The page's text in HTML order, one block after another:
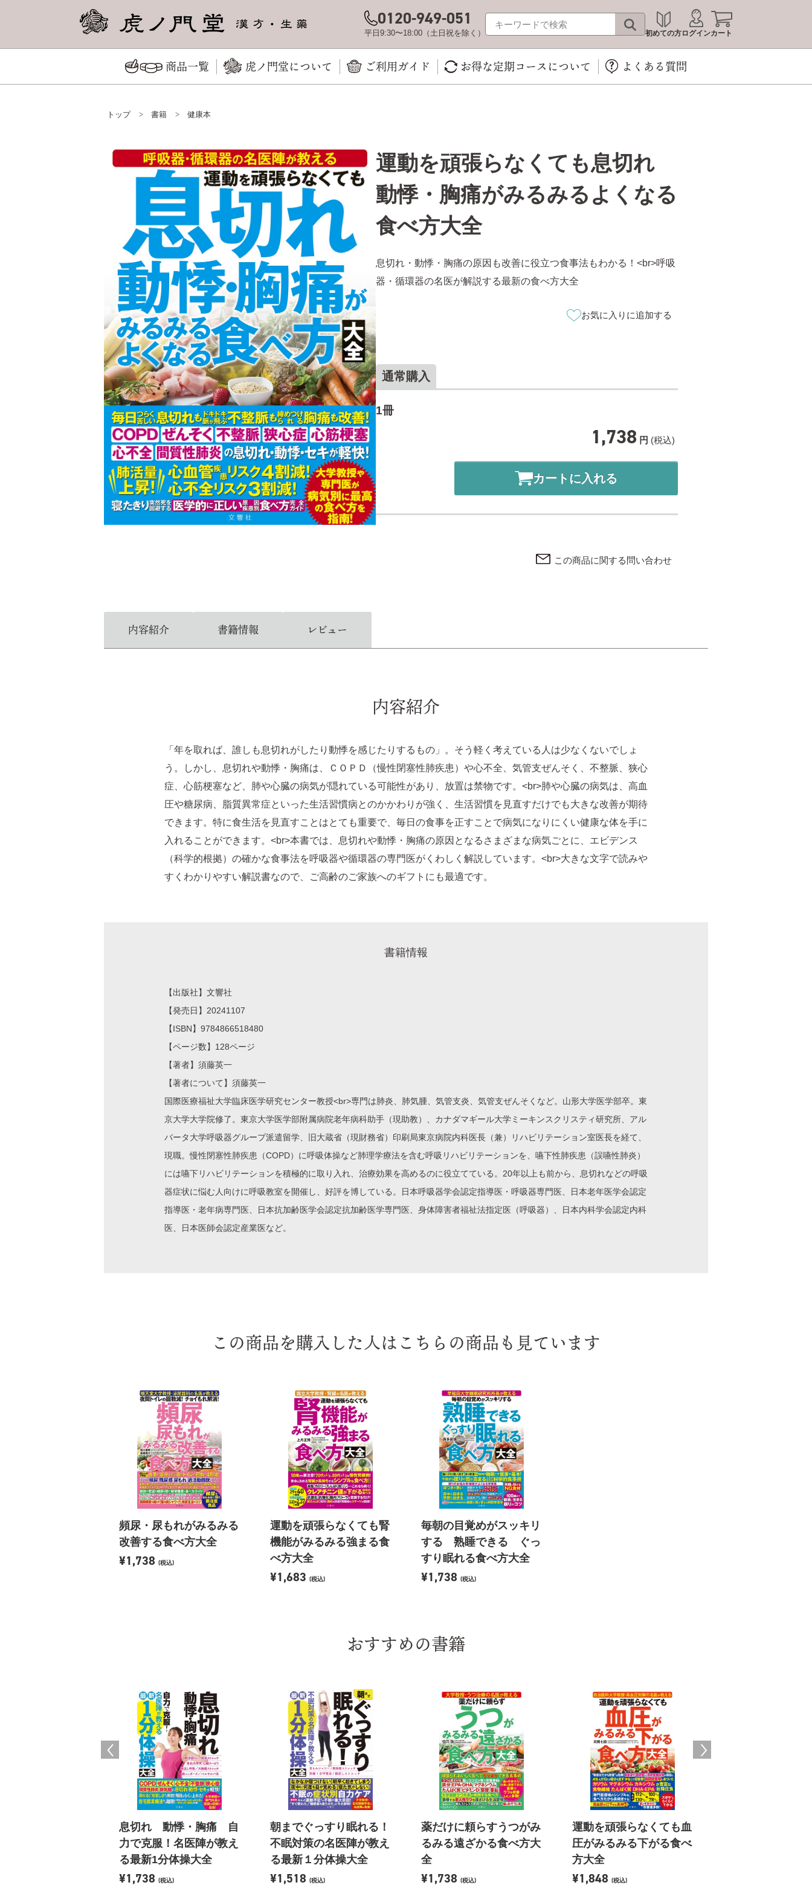
0120-949-051
平日9:30〜18:00（土日祝を除く） 初めての方ログインカート
商品一覧 虎ノ門堂について ご利用ガイド お得な定期コースについて よくある質問
トップ > 書籍 > 健康本
運動を頑張らなくても息切れ
動悸・胸痛がみるみるよくなる
食べ方大全
息切れ・動悸・胸痛の原因も改善に役立つ食事法もわかる！<br>呼吸
器・循環器の名医が解説する最新の食べ方大全
お気に入りに追加する
通常購入
1冊
1,738 円 (税込)
カートに入れる
この商品に関する問い合わせ
内容紹介 書籍情報 レビュー
内容紹介
「年を取れば、誰しも息切れがしたり動悸を感じたりするもの」。そう軽く考えている人は少なくないでしょ
う。しかし、息切れや動悸・胸痛は、ＣＯＰＤ（慢性閉塞性肺疾患）や心不全、気管支ぜんそく、不整脈、狭心
症、心筋梗塞など、肺や心臓の病気が隠れている可能性があり、放置は禁物です。<br>肺や心臓の病気は、高血
圧や糖尿病、脂質異常症といった生活習慣病とのかかわりが強く、生活習慣を見直すだけでも大きな改善が期待
できます。特に食生活を見直すことはとても重要で、毎日の食事を正すことで病気になりにくい健康な体を手に
入れることができます。<br>本書では、息切れや動悸・胸痛の原因となるさまざまな病気ごとに、エビデンス
（科学的根拠）の確かな食事法を呼吸器や循環器の専門医がくわしく解説しています。<br>大きな文字で読みや
すくわかりやすい解説書なので、ご高齢のご家族へのギフトにも最適です。
書籍情報
【出版社】文響社
【発売日】20241107
【ISBN】9784866518480
【ページ数】128ページ
【著者】須藤英一
【著者について】須藤英一
国際医療福祉大学臨床医学研究センター教授<br>専門は肺炎、肺気腫、気管支炎、気管支ぜんそくなど。山形大学医学部卒。東
京大学大学院修了。東京大学医学部附属病院老年病科助手（現助教）、カナダマギール大学ミーキンスクリスティ研究所、アル
バータ大学呼吸器グループ派遣留学、旧大蔵省（現財務省）印刷局東京病院内科医長（兼）リハビリテーション室医長を経て、
現職。慢性閉塞性肺疾患（COPD）に呼吸体操など肺理学療法を含む呼吸リハビリテーションを、嚥下性肺疾患（誤嚥性肺炎）
には嚥下リハビリテーションを積極的に取り入れ、治療効果を高めるのに役立てている。20年以上も前から、息切れなどの呼吸
器症状に悩む人向けに呼吸教室を開催し、好評を博している。日本呼吸器学会認定指導医・呼吸器専門医、日本老年医学会認定
指導医・老年病専門医、日本抗加齢医学会認定抗加齢医学専門医、身体障害者福祉法指定医（呼吸器）、日本内科学会認定内科
医、日本医師会認定産業医など。
この商品を購入した人はこちらの商品も見ています
頻尿・尿もれがみるみる
改善する食べ方大全
¥1,738 (税込)
運動を頑張らなくても腎
機能がみるみる強まる食
べ方大全
¥1,683 (税込)
毎朝の目覚めがスッキリ
する 熟睡できる ぐっ
すり眠れる食べ方大全
¥1,738 (税込)
おすすめの書籍
息切れ 動悸・胸痛 自
力で克服！名医陣が教え
る最新1分体操大全
¥1,738 (税込)
朝までぐっすり眠れる！
不眠対策の名医陣が教え
る最新１分体操大全
¥1,518 (税込)
薬だけに頼らすうつがみ
るみる遠ざかる食べ方大
全
¥1,738 (税込)
運動を頑張らなくても血
圧がみるみる下がる食べ
方大全
¥1,848 (税込)